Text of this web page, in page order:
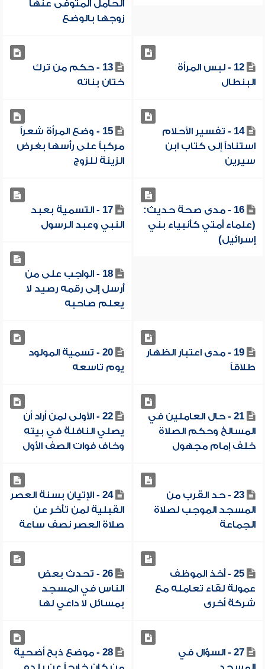
الحامل المتوفى عنها
زوجها بالوضع
12 - لبس المرأة
البنطال
13 - حكم من ترك
ختان بناته
14 - تفسير الأحلام
استناداً إلى كتاب ابن
سيرين
15 - وضع المرأة شعراً
مركباً على رأسها بغرض
الزينة للزوج
16 - مدى صحة حديث:
(علماء أمتي كأنبياء بني
إسرائيل)
17 - التسمية بعبد
النبي وعبد الرسول
18 - الواجب على من
أُرسل إلى رقمه رصيد لا
يعلم صاحبه
19 - مدى اعتبار الظهار
طلاقاً
20 - تسمية المولود
يوم تاسعه
21 - حال العاملين في
المسالخ وحكم الصلاة
خلف إمام مجهول
22 - الأولى لمن أراد أن
يصلي النافلة في بيته
وخاف فوات الصف الأول
23 - حد القرب من
المسجد الموجب لصلاة
الجماعة
24 - الإتيان بسنة العصر
القبلية لمن تأخر عن
صلاة العصر نصف ساعة
25 - أخذ الموظف
عمولة لقاء تعامله مع
شركة أخرى
26 - تحدث بعض
الناس في المسجد
بمسائل لا داعي لها
27 - السؤال في
28 - موضع ذبح أضحية